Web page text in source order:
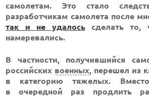
самолетам. Это стало
разработчикам самолета после
так и не удалосьсделать то,
намеревались.
В частности, получившийся
российских военных, перешел из
в категорию тяжелых.
в очередной раз продлить